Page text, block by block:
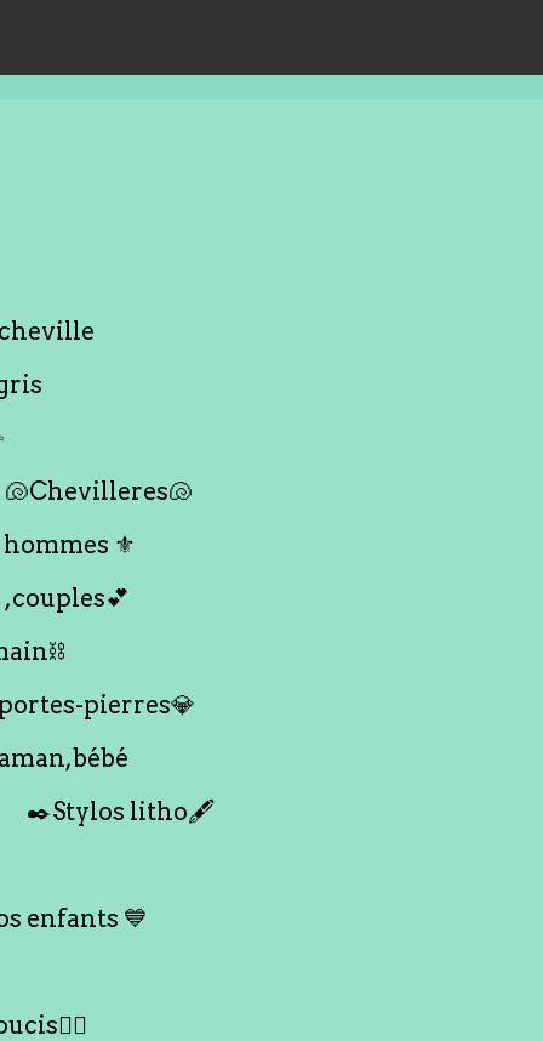
🐚Chevilleres🐚
⚜️
pierres💎
✒️Stylos litho🖋️
enfants 💙